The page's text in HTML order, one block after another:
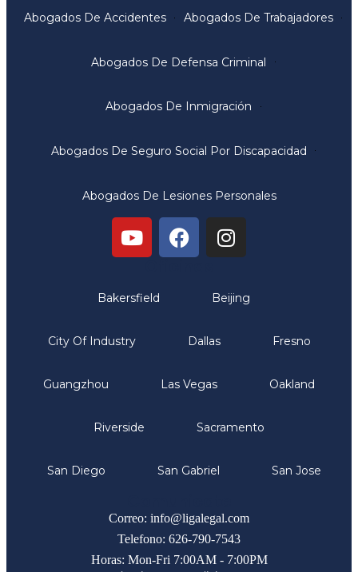
Abogados De Accidentes Abogados De Trabajadores
Abogados De Defensa Criminal
Abogados De Inmigración
Abogados De Seguro Social Por Discapacidad
Abogados De Lesiones Personales
Bakersfield Beijing
City Of Industry Dallas Fresno
Guangzhou Las Vegas Oakland
Riverside Sacramento
San Diego San Gabriel San Jose
Correo: info@ligalegal.com
Telefono: 626-790-7543
Horas: Mon-Fri 7:00AM - 7:00PM